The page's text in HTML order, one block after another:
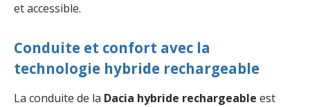
et accessible.
Conduite et confort avec la
technologie hybride rechargeable
La conduite de la Dacia hybride rechargeable est